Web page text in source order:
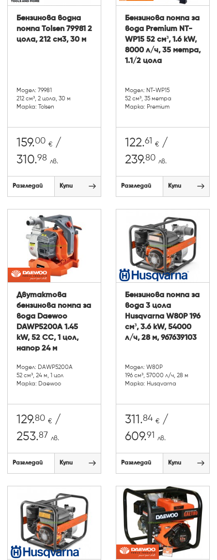
Бензинова водна
помпа Tolsen 79981 2
цола, 212 см3, 30 м
Модел: 79981
212 см³, 2 цола, 30 м
Марка: Tolsen
159.00 € /
310.98 лв.
Разгледай Купи
Бензинова помпа за
вода Premium NT-
WP15 52 см³, 1.6 kW,
8000 л/ч, 35 метра,
1.1/2 цола
Модел: NT-WP15
52 см³, 35 метра
Марка: Premium
122.61 € /
239.80 лв.
Разгледай Купи
Двутактова
бензинова помпа за
вода Daewoo
DAWP5200A 1.45
kW, 52 CC, 1 цол,
напор 24 м
Модел: DAWP5200A
52 см³, 24 м, 1 цол
Марка: Daewoo
129.80 € /
253.87 лв.
Разгледай Купи
Бензинова помпа за
вода 3 цола
Husqvarna W80P 196
см³, 3.6 kW, 54000
л/ч, 28 м, 967639103
Модел: W80P
196 см³, 57000 л/ч, 28 м
Марка: Husqvarna
311.84 € /
609.91 лв.
Разгледай Купи